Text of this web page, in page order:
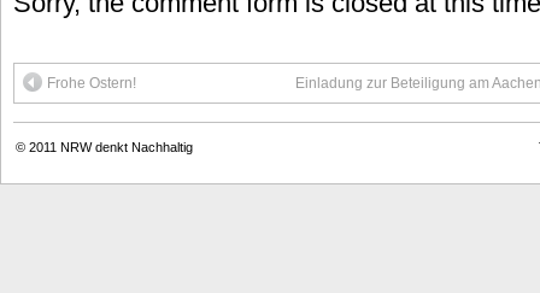
Frohe Ostern! Einladung zur Beteiligung am
© 2011 NRW denkt Nachhaltig